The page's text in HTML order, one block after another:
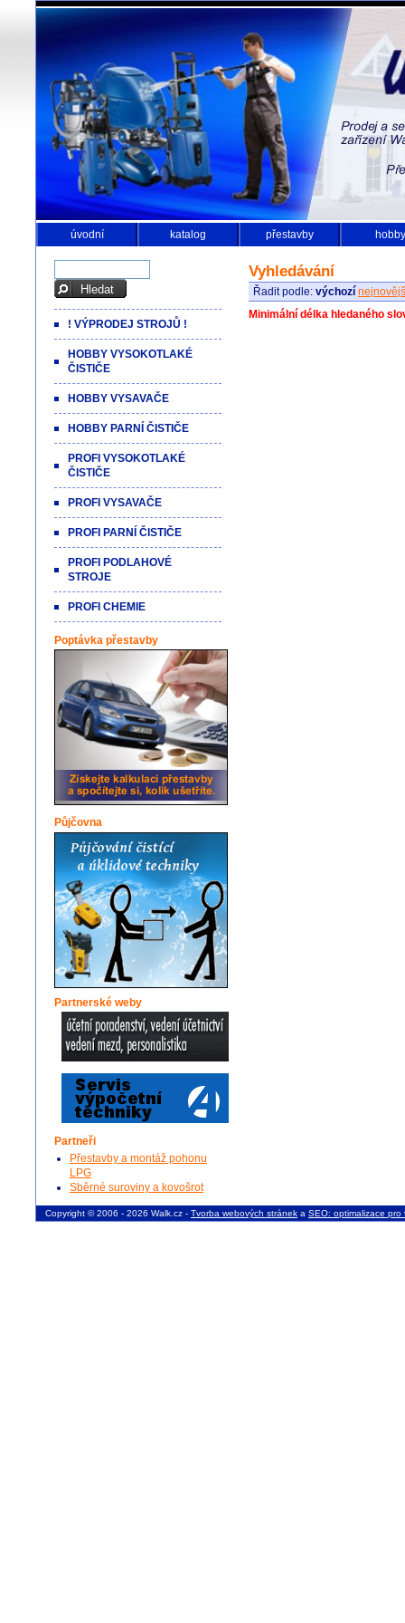
úvodní katalog přestavby hobby
Vyhledávání
Řadit podle: výchozí
Minimální délka hledaného
! VÝPRODEJ STROJŮ !
HOBBY VYSOKOTLAKÉ
ČISTIČE
HOBBY VYSAVAČE
HOBBY PARNÍ ČISTIČE
PROFI VYSOKOTLAKÉ
ČISTIČE
PROFI VYSAVAČE
PROFI PARNÍ ČISTIČE
PROFI PODLAHOVÉ
STROJE
PROFI CHEMIE
Poptávka přestavby
Půjčovna
Partnerské weby
Partneři
Přestavby a montáž pohonu
LPG
Sběrné suroviny a kovošrot
Copyright © 2006 - 2026 Walk.cz - Tvorba webových stránek a SEO: optimalizace pro